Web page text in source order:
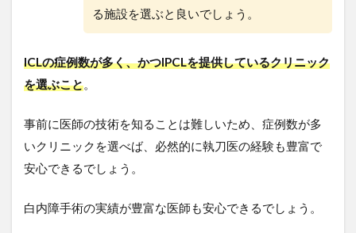
年
最
岡
辺
で
る施設を選ぶと良いでしょう。
ICLの症例数が多く、かつIPCLを提供しているクリニック
を選ぶこと。
事前に医師の技術を知ることは難しいため、症例数が多
いクリニックを選べば、必然的に執刀医の経験も豊富で
安心できるでしょう。
白内障手術の実績が豊富な医師も安心できるでしょう。